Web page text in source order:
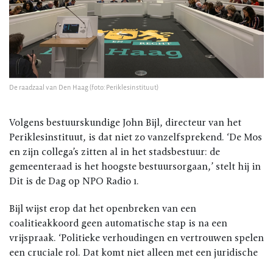
De raadzaal van Den Haag (foto: Periklesinstituut)
Volgens bestuurskundige John Bijl, directeur van het
Periklesinstituut, is dat niet zo vanzelfsprekend. ‘De Mos
en zijn collega’s zitten al in het stadsbestuur: de
gemeenteraad is het hoogste bestuursorgaan,’ stelt hij in
Dit is de Dag op NPO Radio 1.
Bijl wijst erop dat het openbreken van een
coalitieakkoord geen automatische stap is na een
vrijspraak. ‘Politieke verhoudingen en vertrouwen spelen
een cruciale rol. Dat komt niet alleen met een juridische